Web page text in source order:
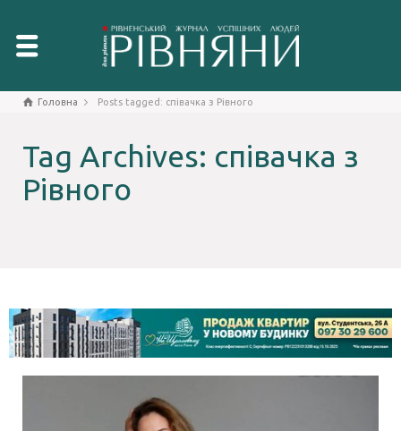
Головна Posts tagged: співачка з Рівного
Tag Archives: співачка з
Рівного